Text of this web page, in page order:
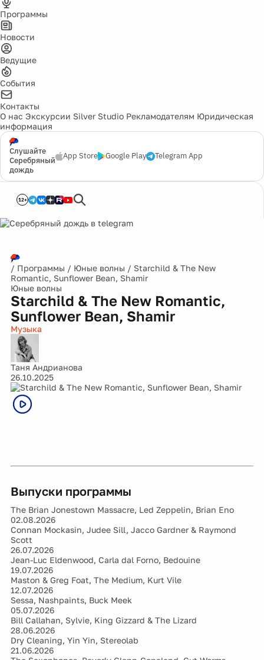
Программы
Новости
Ведущие
События
Контакты
О нас Экскурсии Silver Studio Рекламодателям Юридическая
информация
Слушайте
Серебряный
дождь
App Store Google Play Telegram App
12+
/ Программы / Юные волны / Starchild & The New
Romantic, Sunflower Bean, Shamir
Юные волны
Starchild & The New Romantic,
Sunflower Bean, Shamir
Музыка
Таня Андрианова
26.10.2025
Выпуски программы
The Brian Jonestown Massacre, Led Zeppelin, Brian Eno
02.08.2026
Connan Mockasin, Judee Sill, Jacco Gardner & Raymond
Scott
26.07.2026
Jean-Luc Eldenwood, Carla dal Forno, Bedouine
19.07.2026
Maston & Greg Foat, The Medium, Kurt Vile
12.07.2026
Sessa, Nashpaints, Buck Meek
05.07.2026
Bill Callahan, Sylvie, King Gizzard & The Lizard
28.06.2026
Dry Cleaning, Yin Yin, Stereolab
21.06.2026